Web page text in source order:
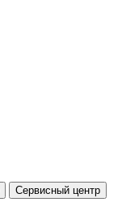
Сервисный центр